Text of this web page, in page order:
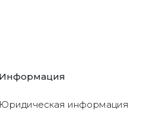
Информация
Юридическая информация